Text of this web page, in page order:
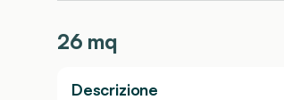
26 mq
Descrizione